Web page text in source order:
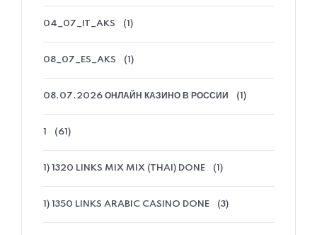
04_07_IT_AKS (1)
08_07_ES_AKS (1)
08.07.2026 ОНЛАЙН КАЗИНО В РОССИИ (1)
1 (61)
1) 1320 LINKS MIX MIX (THAI) DONE (1)
1) 1350 LINKS ARABIC CASINO DONE (3)